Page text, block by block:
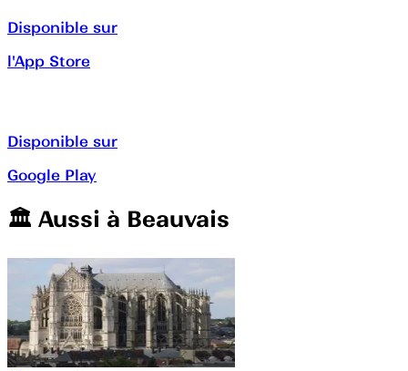
Disponible sur
l'App Store
Disponible sur
Google Play
🏛️️ Aussi à Beauvais